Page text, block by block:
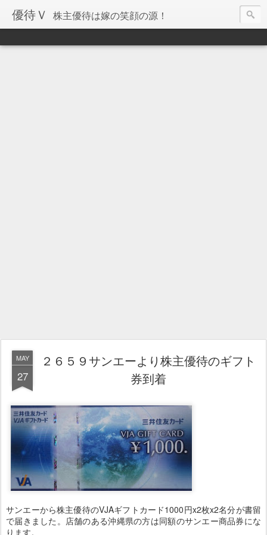
優待Ｖ 株主優待は嫁の笑顔の源！
MAY
27
２６５９サンエーより株主優待のギフト
券到着
サンエーから株主優待のVJAギフトカード1000円x2枚x2名分が書留
で届きました。店舗のある沖縄県の方は同額のサンエー商品券にな
ります。